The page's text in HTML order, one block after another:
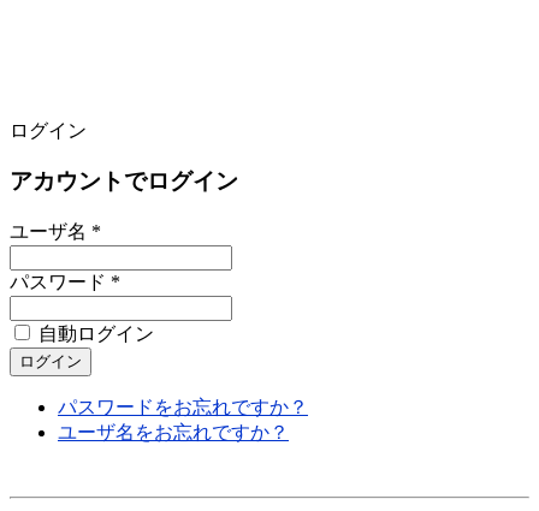
ログイン
アカウントでログイン
ユーザ名 *
パスワード *
自動ログイン
パスワードをお忘れですか？
ユーザ名をお忘れですか？